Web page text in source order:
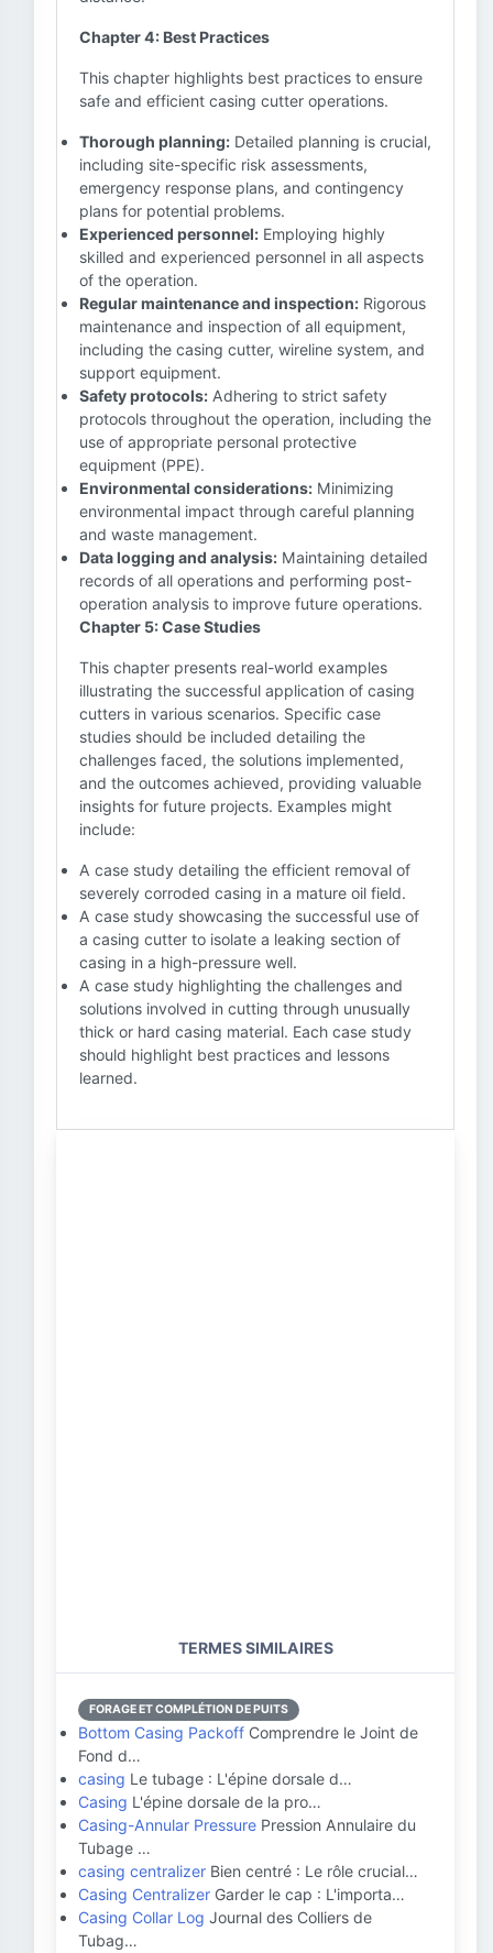
Chapter 4: Best Practices
This chapter highlights best practices to ensure
safe and efficient casing cutter operations.
Thorough planning: Detailed planning is crucial,
including site-specific risk assessments,
emergency response plans, and contingency
plans for potential problems.
Experienced personnel: Employing highly
skilled and experienced personnel in all aspects
of the operation.
Regular maintenance and inspection: Rigorous
maintenance and inspection of all equipment,
including the casing cutter, wireline system, and
support equipment.
Safety protocols: Adhering to strict safety
protocols throughout the operation, including the
use of appropriate personal protective
equipment (PPE).
Environmental considerations: Minimizing
environmental impact through careful planning
and waste management.
Data logging and analysis: Maintaining detailed
records of all operations and performing post-
operation analysis to improve future operations.
Chapter 5: Case Studies
This chapter presents real-world examples
illustrating the successful application of casing
cutters in various scenarios. Specific case
studies should be included detailing the
challenges faced, the solutions implemented,
and the outcomes achieved, providing valuable
insights for future projects. Examples might
include:
A case study detailing the efficient removal of
severely corroded casing in a mature oil field.
A case study showcasing the successful use of
a casing cutter to isolate a leaking section of
casing in a high-pressure well.
A case study highlighting the challenges and
solutions involved in cutting through unusually
thick or hard casing material. Each case study
should highlight best practices and lessons
learned.
TERMES SIMILAIRES
FORAGE ET COMPLÉTION DE PUITS
Bottom Casing Packoff Comprendre le Joint de
Fond d…
casing Le tubage : L'épine dorsale d…
Casing L'épine dorsale de la pro…
Casing-Annular Pressure Pression Annulaire du
Tubage …
casing centralizer Bien centré : Le rôle crucial…
Casing Centralizer Garder le cap : L'importa…
Casing Collar Log Journal des Colliers de
Tubag…